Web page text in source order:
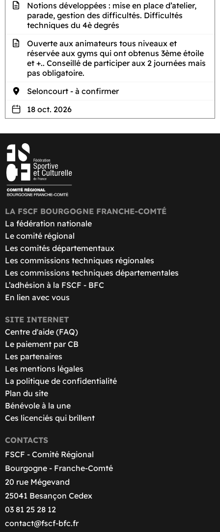
Notions développées : mise en place d’atelier,
parade, gestion des difficultés. Difficultés
techniques du 4è degrés
Ouverte aux animateurs tous niveaux et
réservée aux gyms qui ont obtenus 3ème étoile
et +.. Conseillé de participer aux 2 journées mais
pas obligatoire.
Seloncourt - à confirmer
18 oct. 2026
LA FSCF BOURGOGNE FRANCHE-COMTÉ
La fédération nationale
Le comité régional
Les comités départementaux
Les commissions techniques régionales
Les commissions techniques départementales
L’adhésion à la FSCF - BFC
En lien avec vous
SITE INTERNET
Centre d'aide (FAQ)
Le paiement par CB
Les partenaires
Les mentions légales
La politique de confidentialité
Plan du site
Bénévole à la une
Ces licenciés qui brillent
CONTACTS
FSCF - Comité Régional
Bourgogne - Franche-Comté
20 rue Mégevand
25041 Besançon Cedex
03 81 25 28 12
contact@fscf-bfc.fr